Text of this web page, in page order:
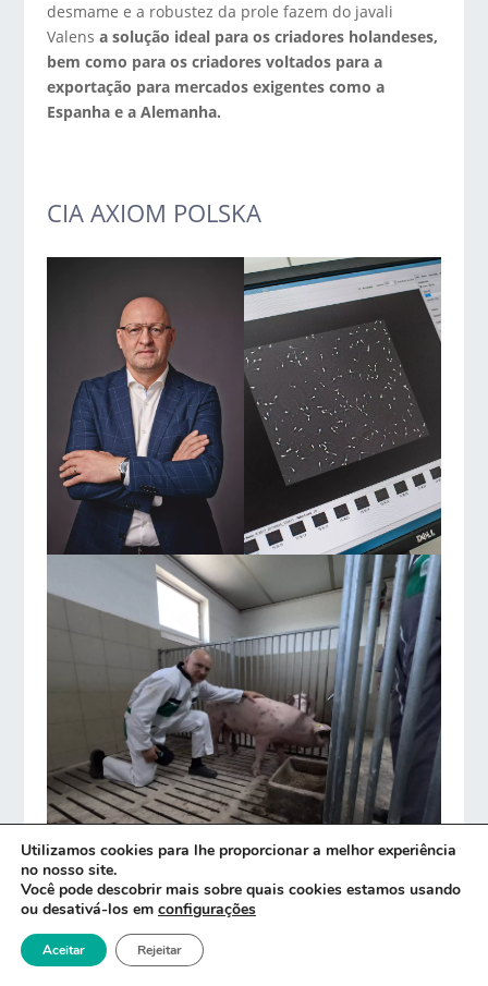
desmame e a robustez da prole fazem do javali
Valens a solução ideal para os criadores holandeses,
bem como para os criadores voltados para a
exportação para mercados exigentes como a
Espanha e a Alemanha.
CIA AXIOM POLSKA
Depoimento de Stanislaw Niemyjski
Utilizamos cookies para lhe proporcionar a melhor experiência
no nosso site.
Você pode descobrir mais sobre quais cookies estamos usando
ou desativá-los em configurações
Aceitar Rejeitar